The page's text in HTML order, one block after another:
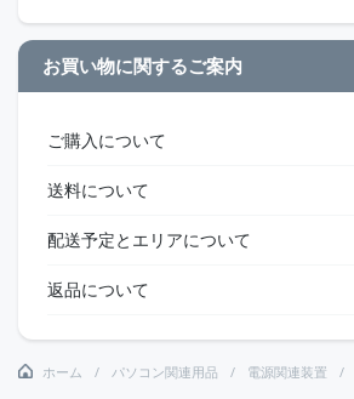
お買い物に関するご案内
ご購入について
送料について
配送予定とエリアについて
返品について
ホーム パソコン関連用品 電源関連装置